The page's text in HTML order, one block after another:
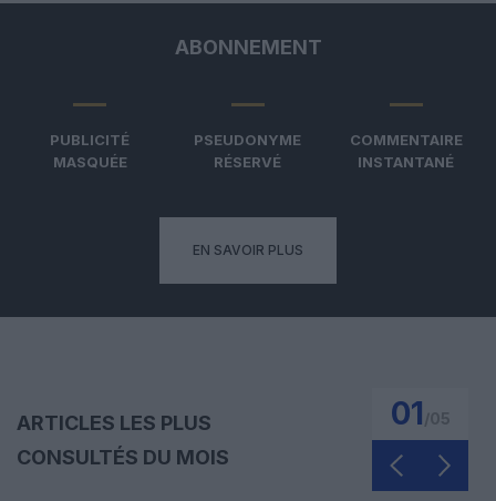
ABONNEMENT
PUBLICITÉ
MASQUÉE
PSEUDONYME
RÉSERVÉ
COMMENTAIRE
INSTANTANÉ
EN SAVOIR PLUS
ARTICLES LES PLUS
CONSULTÉS DU MOIS
01